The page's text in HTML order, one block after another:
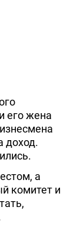
его жена
доход.
а
комитет и